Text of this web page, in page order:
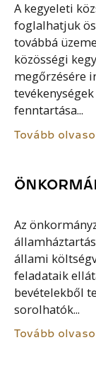
A kegyeleti
foglalhatjuk
továbbá
közösségi
megőrzésére
fenntartása...
Tovább
Az
állami
feladataik
bevételekből
sorolhatók...
Tovább